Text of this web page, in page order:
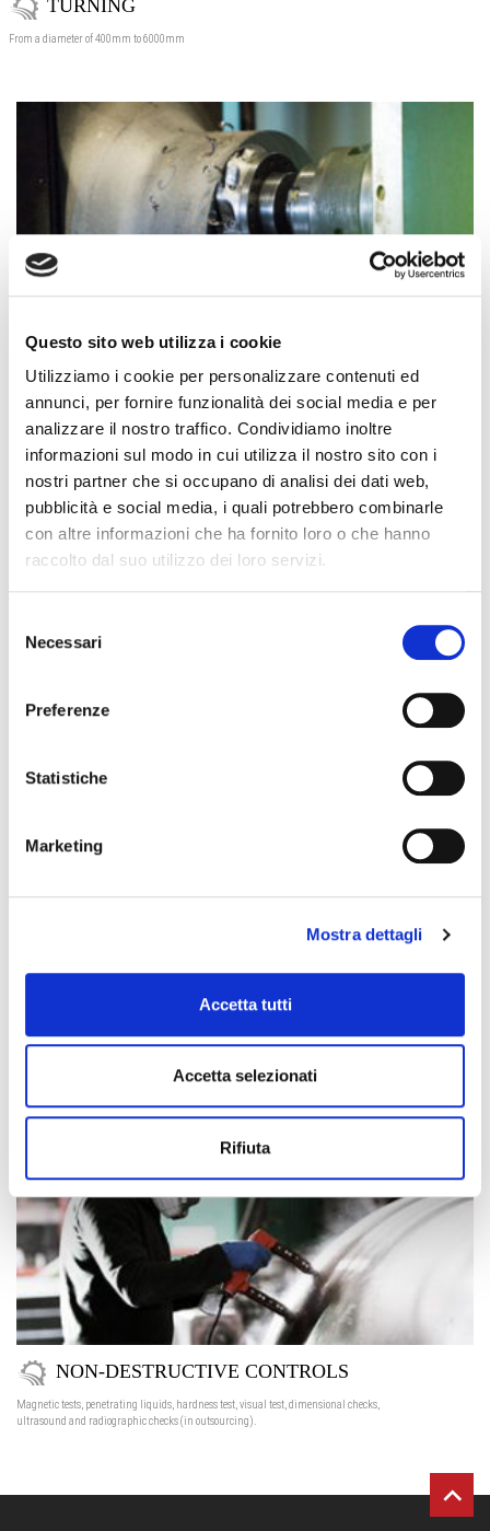
Questo sito web utilizza i cookie
Utilizziamo i cookie per personalizzare contenuti ed
annunci, per fornire funzionalità dei social media e per
analizzare il nostro traffico. Condividiamo inoltre
informazioni sul modo in cui utilizza il nostro sito con i
nostri partner che si occupano di analisi dei dati web,
pubblicità e social media, i quali potrebbero combinarle
con altre informazioni che ha fornito loro o che hanno
raccolto dal suo utilizzo dei loro servizi.
delNecessari
Preferenze
Statistiche
Marketing
Mostra dettagli
Accetta tutti
Accetta selezionati
Rifiuta
TURNING
From a diameter of 400mm to 6000mm
BORING, MILLING, DRILLING
SMAW welding, GTAW welding, SAW sub-arc welding, SAW tape welding, ESW tape welding, GMAW
NON-DESTRUCTIVE CONTROLS
Magnetic tests, penetrating liquids, hardness test, visual test, dimensional checks,
ultrasound and radiographic checks (in outsourcing).